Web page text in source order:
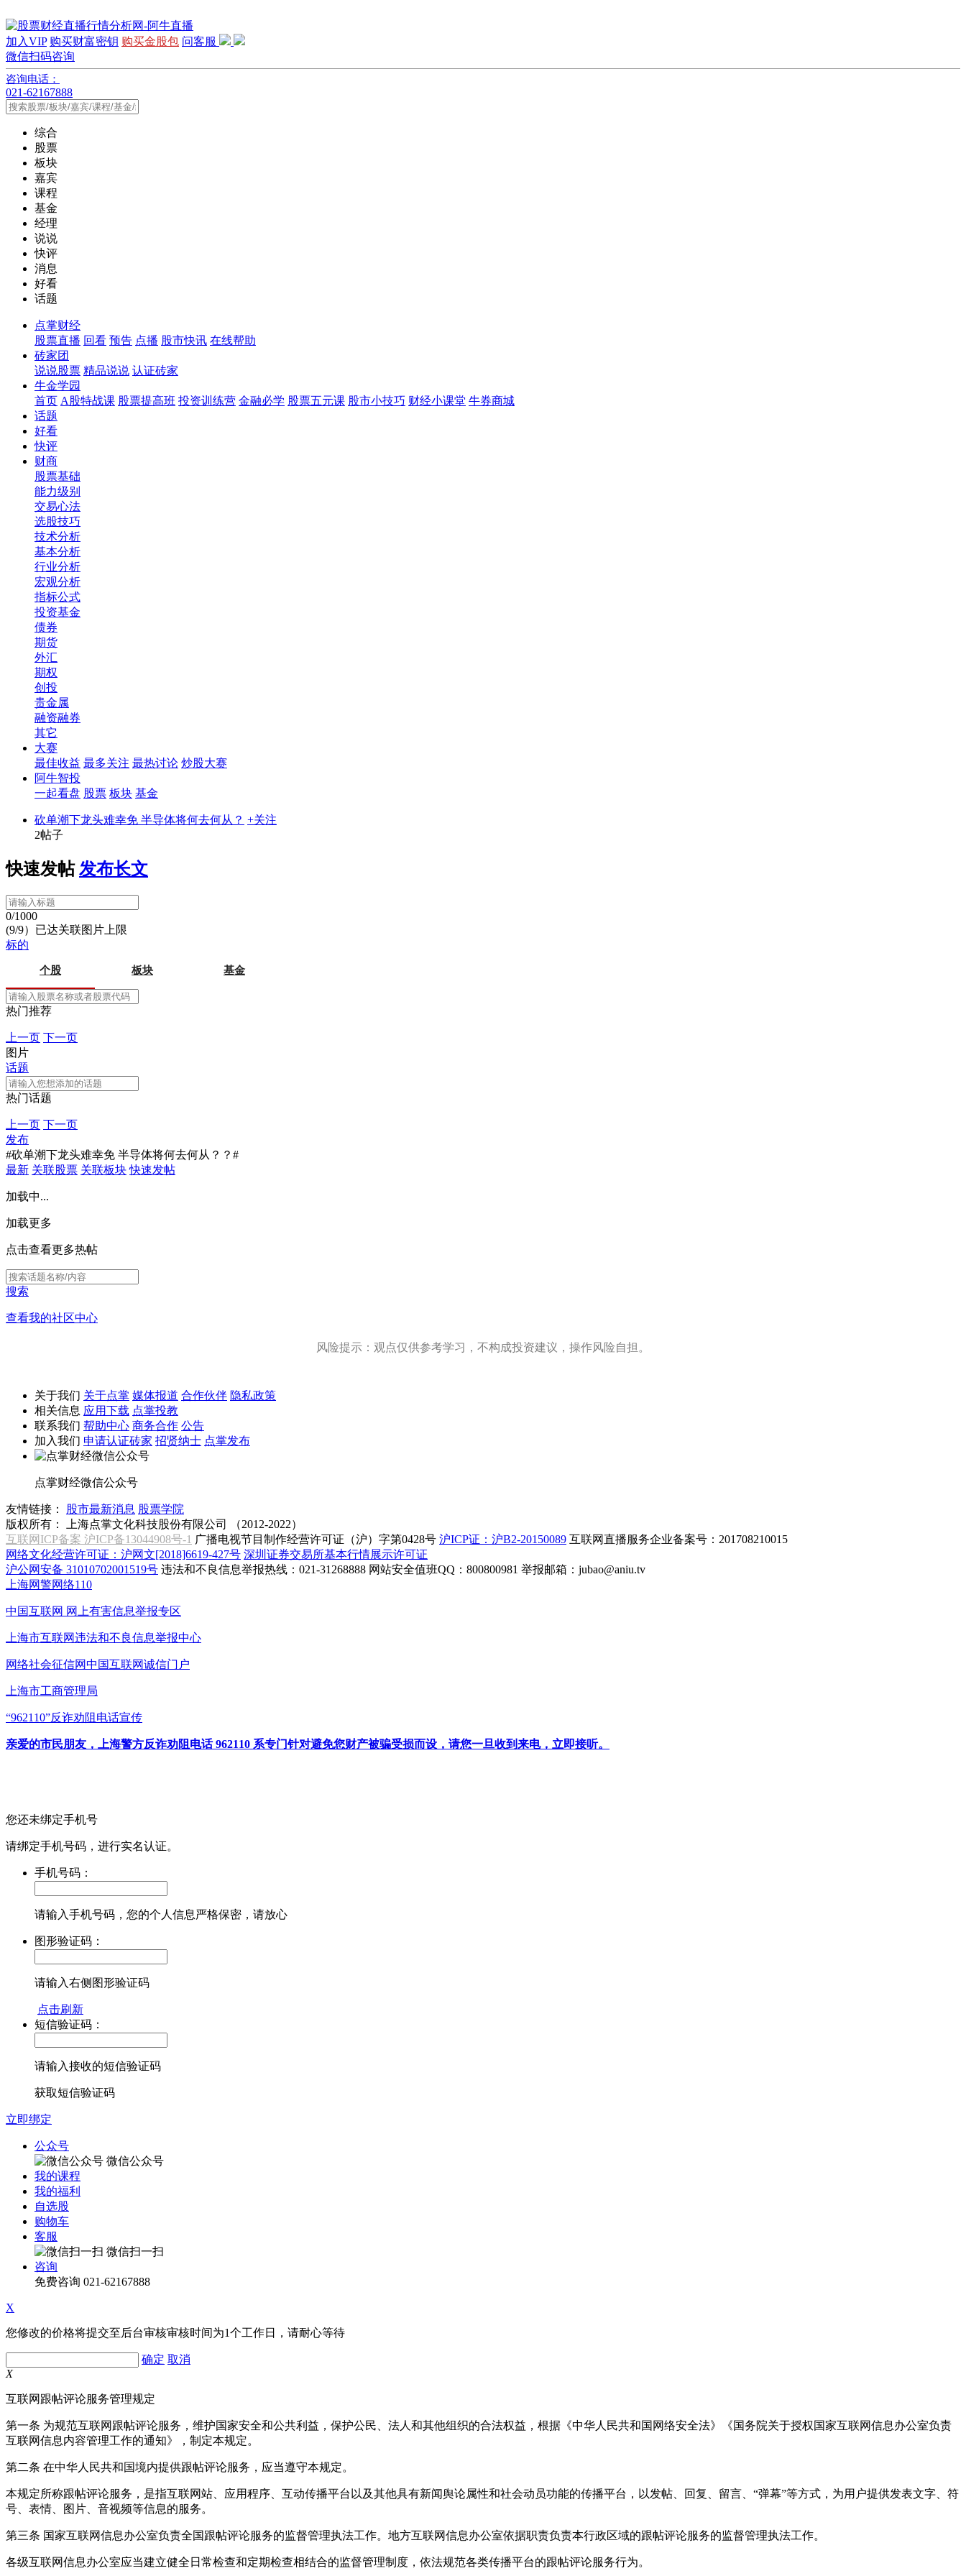
加入VIP 购买财富密钥 购买金股包 问客服
微信扫码咨询
咨询电话：
021-62167888
综合
股票
板块
嘉宾
课程
基金
经理
说说
快评
消息
好看
话题
点掌财经
股票直播 回看 预告 点播 股市快讯 在线帮助
砖家团
说说股票 精品说说 认证砖家
牛金学园
首页 A股特战课 股票提高班 投资训练营 金融必学 股票五元课 股市小技巧 财经小课堂 牛券商城
话题
好看
快评
财商
股票基础
能力级别
交易心法
选股技巧
技术分析
基本分析
行业分析
宏观分析
指标公式
投资基金
债券
期货
外汇
期权
创投
贵金属
融资融券
其它
大赛
最佳收益 最多关注 最热讨论 炒股大赛
阿牛智投
一起看盘 股票 板块 基金
砍单潮下龙头难幸免 半导体将何去何从？ +关注
2帖子
快速发帖 发布长文
0/1000
(9/9）已达关联图片上限
标的
个股 板块 基金
热门推荐
上一页 下一页
图片
话题
热门话题
上一页 下一页
发布
#砍单潮下龙头难幸免 半导体将何去何从？？#
最新 关联股票 关联板块 快速发帖
加载中...
加载更多
点击查看更多热帖
搜索
查看我的社区中心
风险提示：观点仅供参考学习，不构成投资建议，操作风险自担。
关于我们 关于点掌 媒体报道 合作伙伴 隐私政策
相关信息 应用下载 点掌投教
联系我们 帮助中心 商务合作 公告
加入我们 申请认证砖家 招贤纳士 点掌发布
点掌财经微信公众号
友情链接： 股市最新消息 股票学院
版权所有：
上海点掌文化科技股份有限公司 （2012-2022）
互联网ICP备案 沪ICP备13044908号-1 广播电视节目制作经营许可证（沪）字第0428号 沪ICP证：沪B2-20150089 互联网直播服务企业备案号：201708210015
网络文化经营许可证：沪网文[2018]6619-427号 深圳证券交易所基本行情展示许可证
沪公网安备 31010702001519号 违法和不良信息举报热线：021-31268888 网站安全值班QQ：800800981 举报邮箱： jubao@aniu.tv
上海网警网络110
中国互联网 网上有害信息举报专区
上海市互联网违法和不良信息举报中心
网络社会征信网中国互联网诚信门户
上海市工商管理局
“962110”反诈劝阻电话宣传
亲爱的市民朋友，上海警方反诈劝阻电话 962110 系专门针对避免您财产被骗受损而设，请您一旦收到来电，立即接听。
您还未绑定手机号
请绑定手机号码，进行实名认证。
手机号码：
请输入手机号码，您的个人信息严格保密，请放心
图形验证码：
请输入右侧图形验证码
点击刷新
短信验证码：
请输入接收的短信验证码
获取短信验证码
立即绑定
公众号
微信公众号
我的课程
我的福利
自选股
购物车
客服
微信扫一扫
咨询
免费咨询 021-62167888
X
您修改的价格将提交至后台审核审核时间为1个工作日，请耐心等待
确定 取消
X
互联网跟帖评论服务管理规定
第一条 为规范互联网跟帖评论服务，维护国家安全和公共利益，保护公民、法人和其他组织的合法权益，根据《中华人民共和国网络安全法》《国务院关于授权国家互联网信息办公室负责
互联网信息内容管理工作的通知》，制定本规定。
第二条 在中华人民共和国境内提供跟帖评论服务，应当遵守本规定。
本规定所称跟帖评论服务，是指互联网站、应用程序、互动传播平台以及其他具有新闻舆论属性和社会动员功能的传播平台，以发帖、回复、留言、“弹幕”等方式，为用户提供发表文字、符
号、表情、图片、音视频等信息的服务。
第三条 国家互联网信息办公室负责全国跟帖评论服务的监督管理执法工作。地方互联网信息办公室依据职责负责本行政区域的跟帖评论服务的监督管理执法工作。
各级互联网信息办公室应当建立健全日常检查和定期检查相结合的监督管理制度，依法规范各类传播平台的跟帖评论服务行为。